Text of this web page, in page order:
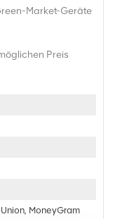
Market-Geräte
Preis
MoneyGram